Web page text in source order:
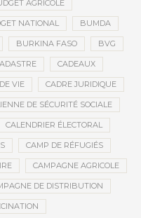
AGRICOLE
NATIONAL BUMDA
BURKINA FASO BVG
CADEAUX
VIE CADRE JURIDIQUE
DE SÉCURITÉ SOCIALE
CALENDRIER ÉLECTORAL
CAMP DE RÉFUGIÉS
CAMPAGNE AGRICOLE
DE DISTRIBUTION